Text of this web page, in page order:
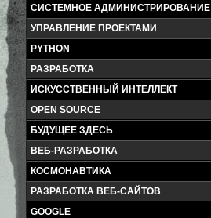
СИСТЕМНОЕ АДМИНИСТРИРОВАНИЕ
УПРАВЛЕНИЕ ПРОЕКТАМИ
PYTHON
РАЗРАБОТКА
ИСКУССТВЕННЫЙ ИНТЕЛЛЕКТ
OPEN SOURCE
БУДУЩЕЕ ЗДЕСЬ
ВЕБ-РАЗРАБОТКА
КОСМОНАВТИКА
РАЗРАБОТКА ВЕБ-САЙТОВ
GOOGLE